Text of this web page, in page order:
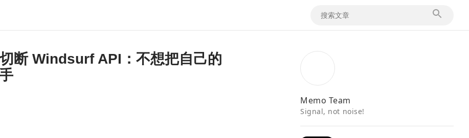
断 Windsurf API：不想把自己的
Memo Team
Signal, not noise!